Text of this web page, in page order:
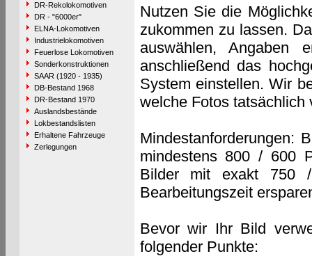
DR-Rekolokomotiven
DR - "6000er"
ELNA-Lokomotiven
Industrielokomotiven
Feuerlose Lokomotiven
Sonderkonstruktionen
SAAR (1920 - 1935)
DB-Bestand 1968
DR-Bestand 1970
Auslandsbestände
Lokbestandslisten
Erhaltene Fahrzeuge
Zerlegungen
Nutzen Sie die
zukommen zu lassen.
auswählen, Angaben
anschließend das
System einstellen. Wir
welche Fotos tatsächlich
Mindestanforderungen:
mindestens 800 / 600
Bilder mit exakt 750
Bearbeitungszeit
Bevor wir Ihr Bild
folgender Punkte: